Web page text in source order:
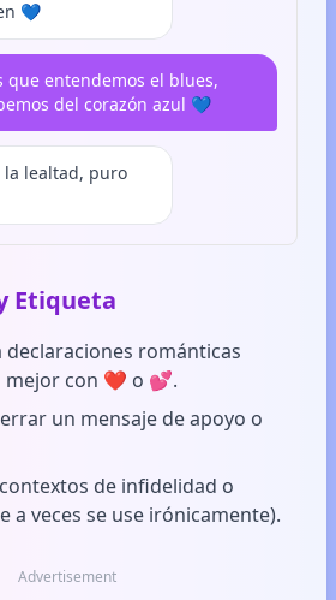
💙
que entendemos el blues,
del corazón azul 💙
la lealtad, puro
Etiqueta
declaraciones románticas
mejor con ❤️ o 💕.
un mensaje de apoyo o
de infidelidad o
a veces se use irónicamente).
Advertisement